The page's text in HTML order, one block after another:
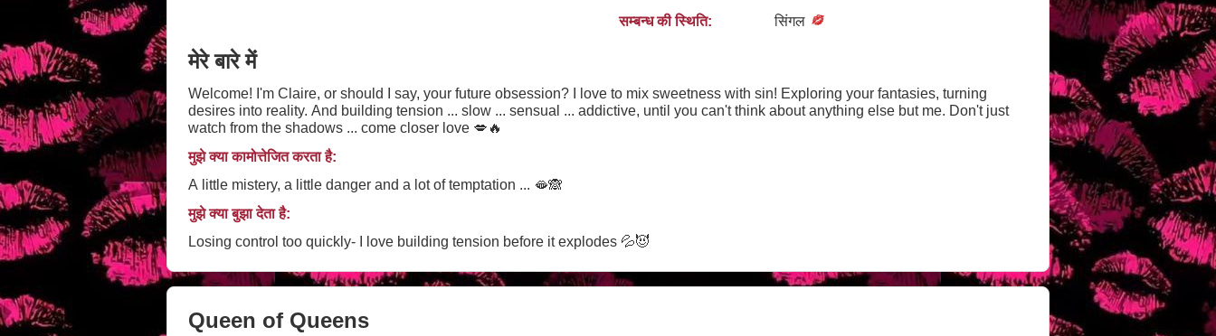
सम्बन्ध की स्थिति:
सिंगल
मेरे बारे में
Welcome! I'm Claire, or should I say, your future obsession? I love to mix sweetness with sin! Exploring your fantasies, turning
desires into reality. And building tension ... slow ... sensual ... addictive, until you can't think about anything else but me. Don't just
watch from the shadows ... come closer love 💋🔥
मुझे क्या कामोत्तेजित करता है:
A little mistery, a little danger and a lot of temptation ... 🫦🙈
मुझे क्या बुझा देता है:
Losing control too quickly- I love building tension before it explodes 💦😈
Queen of Queens